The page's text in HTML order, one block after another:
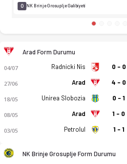
0 NK Brinje Grosuplje Galibiyeti
Arad Form Durumu
04/07 Radnicki Nis 0 - 0
27/06 Arad 4 - 0
18/05 Unirea Slobozia 0 - 1
08/05 Arad 1 - 0
03/05 Petrolul 1 - 1
NK Brinje Grosuplje Form Durumu